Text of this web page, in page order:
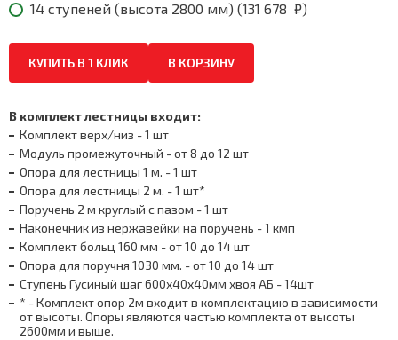
14 ступеней (высота 2800 мм) (131 678 ₽)
КУПИТЬ В 1 КЛИК В КОРЗИНУ
В комплект лестницы входит:
Комплект верх/низ - 1 шт
Модуль промежуточный - от 8 до 12 шт
Опора для лестницы 1 м. - 1 шт
Опора для лестницы 2 м. - 1 шт*
Поручень 2 м круглый с пазом - 1 шт
Наконечник из нержавейки на поручень - 1 кмп
Комплект больц 160 мм - от 10 до 14 шт
Опора для поручня 1030 мм. - от 10 до 14 шт
Ступень Гусиный шаг 600х40х40мм хвоя АБ - 14шт
* - Комплект опор 2м входит в комплектацию в зависимости
от высоты. Опоры являются частью комплекта от высоты
2600мм и выше.